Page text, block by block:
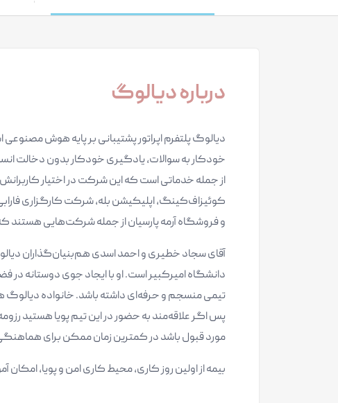
درباره دیالوگ
خودکار به سوالات، یادگیری خودکار بدون دخالت
از جمله خدماتی است که این شرکت در اختیار
کوئیزاف‌کینگ، اپلیکیشن بله، شرکت کارگزاری
و فروشگاه آرمه پارسیان از جمله شرکت‌هایی هستند
آقای سجاد خطیری و احمد اسدی هم‌بنیان‌گذاران
دانشگاه امیرکبیر است. او با ایجاد جوی دوستانه
تیمی منسجم و حرفه‌ای داشته باشد. خانواده دیالوگ
پس اگر علاقه‌مند به حضور در این تیم پویا هستید
مورد قبول باشد در کمترین زمان ممکن برای
بیمه از اولین روز کاری، محیط کاری امن و پویا،